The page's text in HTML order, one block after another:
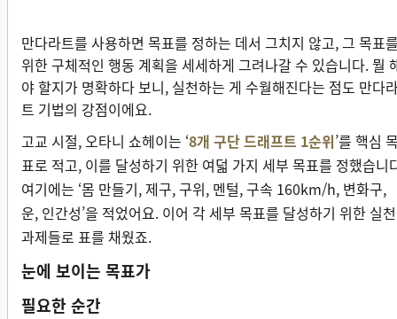
만다라트를 사용하면 목표를 정하는 데서 그치지 않고, 그 목표
위한 구체적인 행동 계획을 세세하게 그려나갈 수 있습니다. 뭘
야 할지가 명확하다 보니, 실천하는 게 수월해진다는 점도 만다
트 기법의 강점이에요.
고교 시절, 오타니 쇼헤이는 ‘8개 구단 드래프트 1순위’를 핵심
표로 적고, 이를 달성하기 위한 여덟 가지 세부 목표를 정했습니
여기에는 ‘몸 만들기, 제구, 구위, 멘털, 구속 160km/h, 변화구,
운, 인간성’을 적었어요. 이어 각 세부 목표를 달성하기 위한 실천
과제들로 표를 채웠죠.
눈에 보이는 목표가
필요한 순간